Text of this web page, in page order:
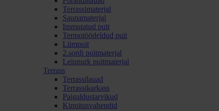
Terrassimaterjal
Saunamaterjal
Immutatud puit
Termotöödeldud puit
Liimpuit
2.sordi puitmaterjal
Leiunurk puitmaterjal
Terrass
Terrassilauad
Terrassikarkass
Paigaldustarvikud
Kinnitusvahendid